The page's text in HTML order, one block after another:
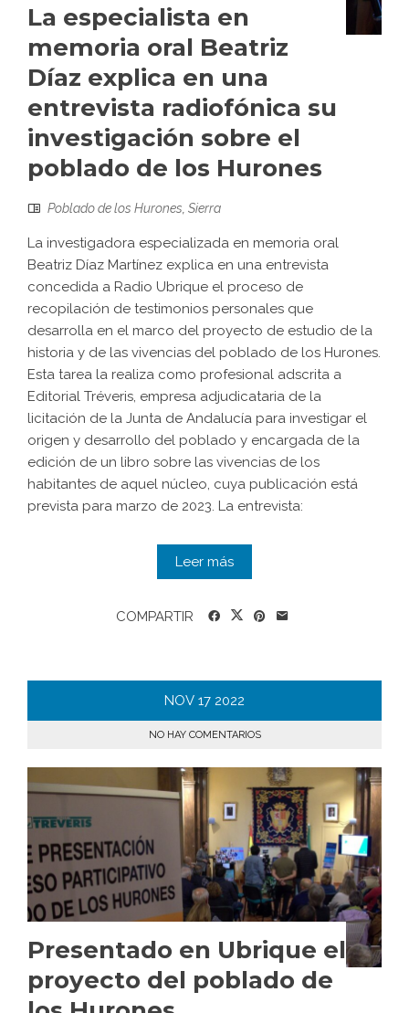
La especialista en
memoria oral Beatriz
Díaz explica en una
entrevista radiofónica su
investigación sobre el
poblado de los Hurones
Poblado de los Hurones Sierra
La investigadora especializada en memoria oral
Beatriz Díaz Martínez explica en una entrevista
concedida a Radio Ubrique el proceso de
recopilación de testimonios personales que
desarrolla en el marco del proyecto de estudio de la
historia y de las vivencias del poblado de los Hurones.
Esta tarea la realiza como profesional adscrita a
Editorial Tréveris, empresa adjudicataria de la
licitación de la Junta de Andalucía para investigar el
origen y desarrollo del poblado y encargada de la
edición de un libro sobre las vivencias de los
habitantes de aquel núcleo, cuya publicación está
prevista para marzo de 2023. La entrevista:
Leer más
COMPARTIR
NOV 17 2022
NO HAY COMENTARIOS
Presentado en Ubrique el
proyecto del poblado de